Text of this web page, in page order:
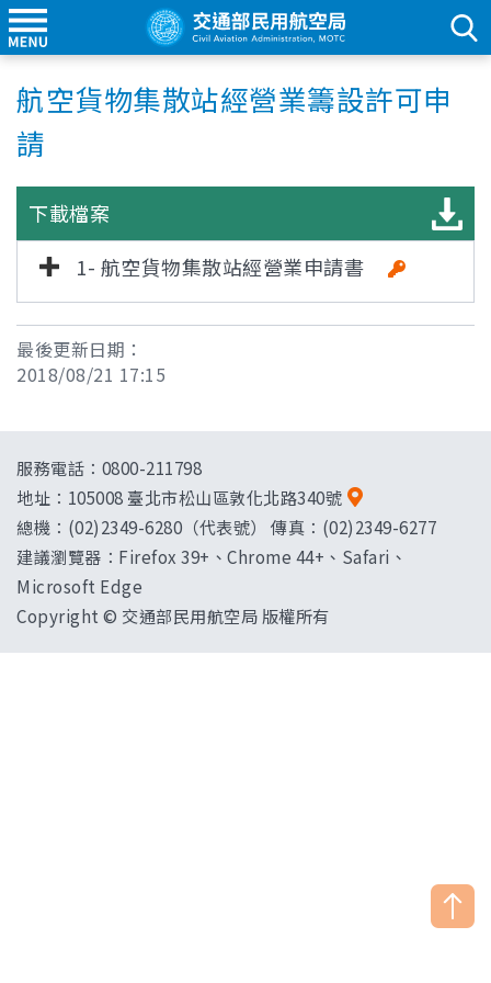
航空貨物集散站經營業籌設許可申
請
下載檔案
1- 航空貨物集散站經營業申請書
最後更新日期：
2018/08/21 17:15
服務電話：0800-211798
地址： 105008 臺北市松山區敦化北路340號
總機：(02)2349-6280（代表號） 傳真：(02)2349-6277
建議瀏覽器：Firefox 39+、Chrome 44+、Safari、
Microsoft Edge
Copyright © 交通部民用航空局 版權所有